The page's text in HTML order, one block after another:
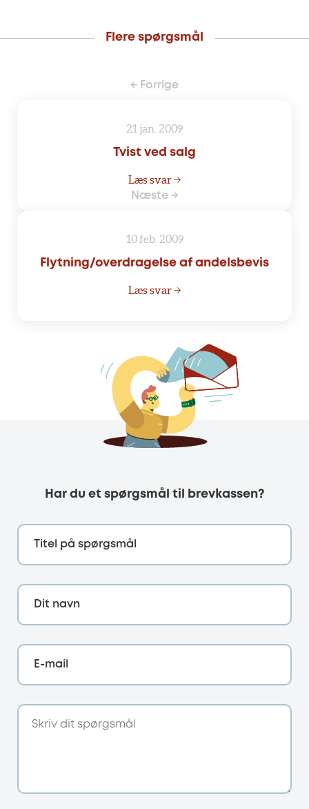
Flere spørgsmål
← Forrige
21 jan. 2009
Tvist ved salg
Læs svar →
Næste →
10 feb. 2009
Flytning/overdragelse af andelsbevis
Læs svar →
Har du et spørgsmål til brevkassen?
Titel på spørgsmål
Dit navn
E-mail